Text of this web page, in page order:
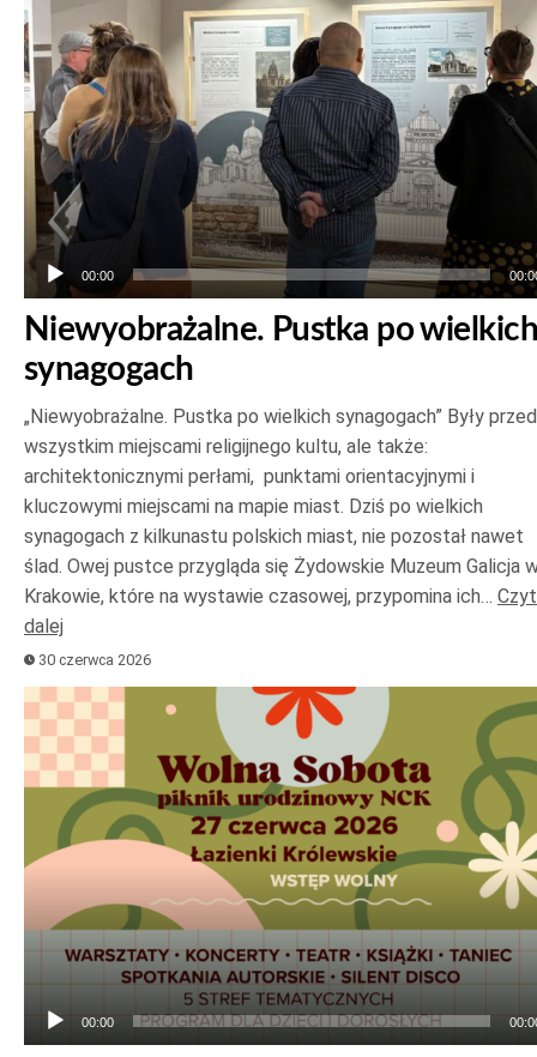
00:00
Niewyobrażalne. Pustka po wielkich
synagogach
„Niewyobrażalne. Pustka po wielkich synagogach” Były
wszystkim miejscami religijnego kultu, ale także:
architektonicznymi perłami, punktami orientacyjnymi i
kluczowymi miejscami na mapie miast. Dziś po wielkich
synagogach z kilkunastu polskich miast, nie pozostał nawet
ślad. Owej pustce przygląda się Żydowskie Muzeum Galicja
Krakowie, które na wystawie czasowej, przypomina ich…
dalej
30 czerwca 2026
Odtwarzacz
plików
dźwiękowych
00:00